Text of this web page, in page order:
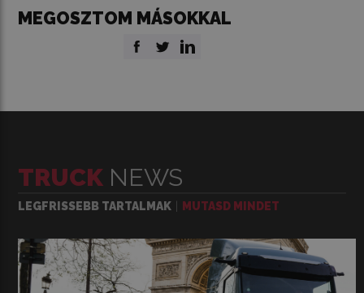
MEGOSZTOM MÁSOKKAL
TRUCK NEWS
LEGFRISSEBB TARTALMAK MUTASD MINDET